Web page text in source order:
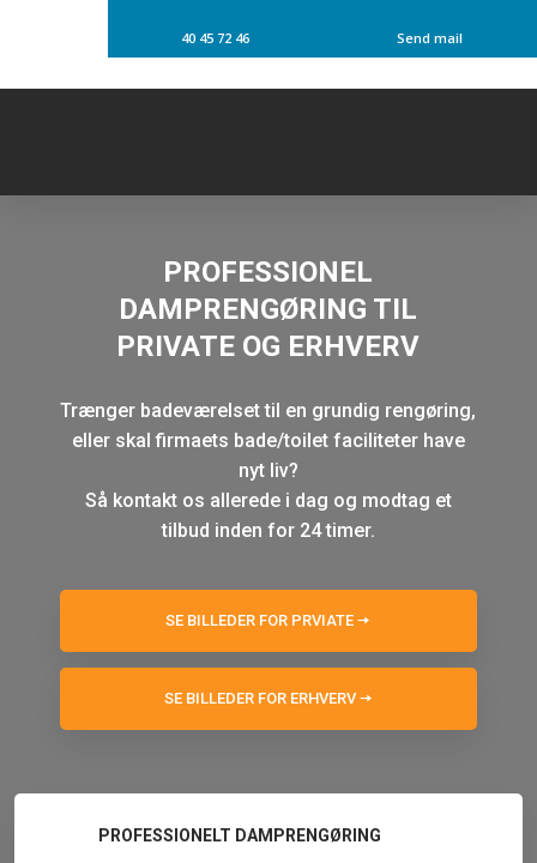
40 45 72 46 Send mail
PROFESSIONEL
DAMPRENGØRING TIL
PRIVATE OG ERHVERV
Trænger badeværelset til en grundig rengøring,
eller skal firmaets bade/toilet faciliteter have
nyt liv?
​Så kontakt os allerede i dag og modtag et
tilbud inden for 24 timer.
SE BILLEDER FOR PRVIATE ​​🠦​
SE BILLEDER FOR ERHVERV 🠦​
PROFESSIONELT DAMPRENGØRING